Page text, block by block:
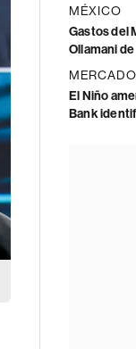
MÉXICO
Gastos del
Ollamani
El Niño
Bank